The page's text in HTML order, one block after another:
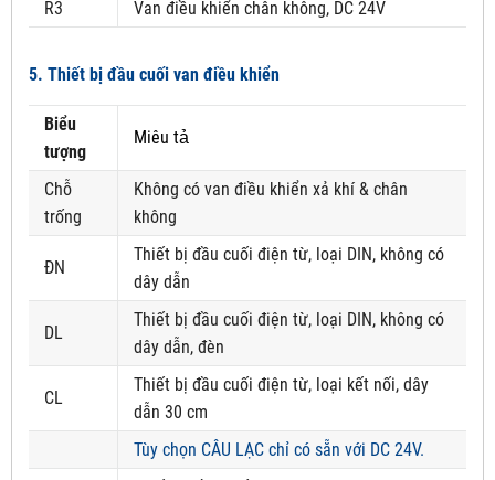
R3
Van điều khiển chân không, DC 24V
5. Thiết bị đầu cuối van điều khiển
Biểu
tượng
Miêu tả
Chỗ
trống
Không có van điều khiển xả khí & chân
không
ĐN
Thiết bị đầu cuối điện từ, loại DIN, không có
dây dẫn
DL
Thiết bị đầu cuối điện từ, loại DIN, không có
dây dẫn, đèn
CL
Thiết bị đầu cuối điện từ, loại kết nối, dây
dẫn 30 cm
Tùy chọn CÂU LẠC chỉ có sẵn với DC 24V.